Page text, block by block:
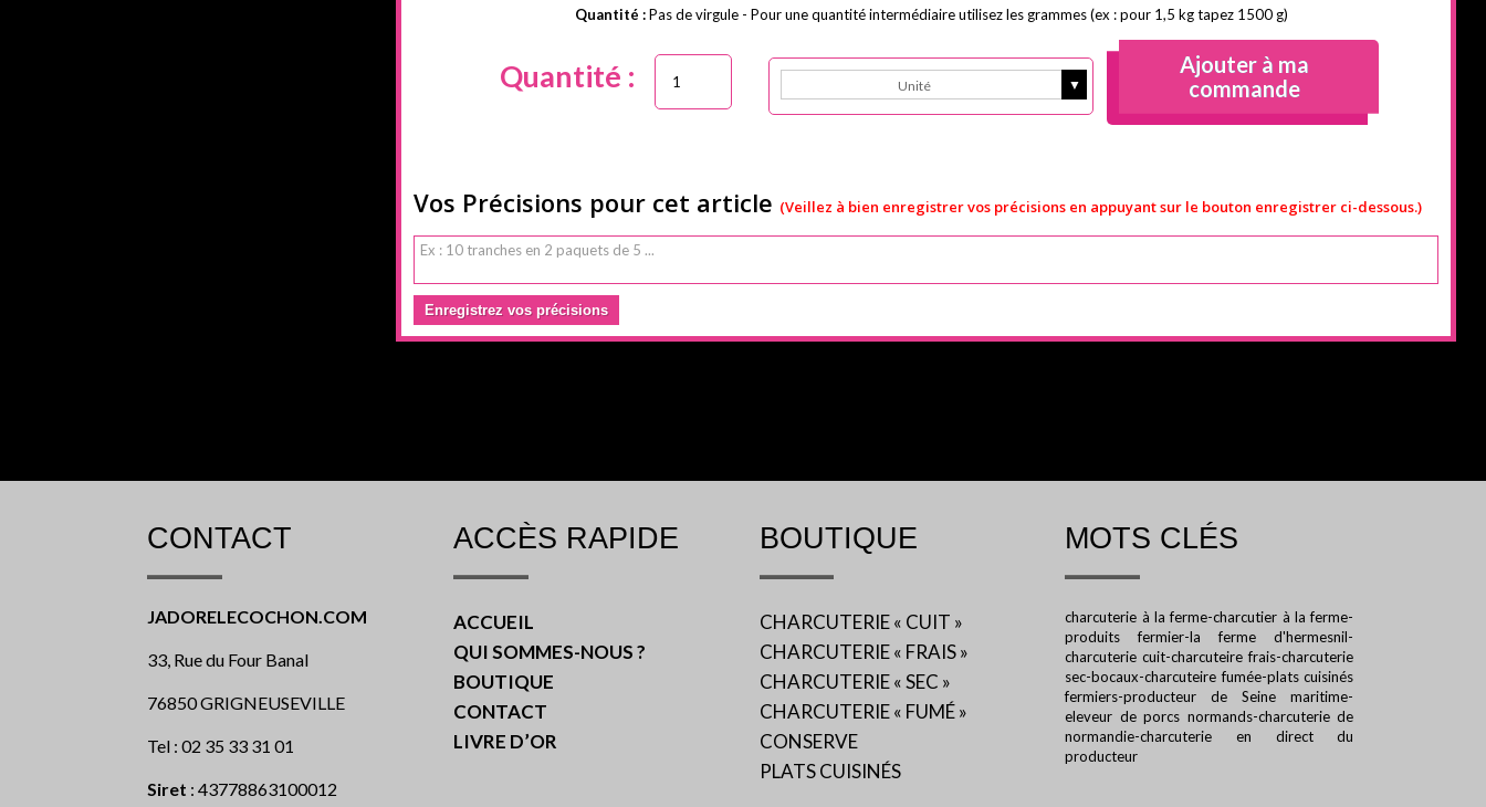
Quantité :Pas de virgule - Pour une quantité intermédiaire utilisez les grammes (ex : pour 1,5 kg tapez 1500 g)
Quantité : Unité
Ajouter à ma
commande
Vos Précisions pour cet article (Veillez à bien enregistrer vos précisions en appuyant sur le bouton enregistrer ci-dessous.)
Enregistrez vos précisions
CONTACT
JADORELECOCHON.COM
33, Rue du Four Banal
76850 GRIGNEUSEVILLE
Tel : 02 35 33 31 01
Siret : 43778863100012
ACCÈS RAPIDE
ACCUEIL
QUI SOMMES-NOUS ?
BOUTIQUE
CONTACT
LIVRE D’OR
BOUTIQUE
CHARCUTERIE « CUIT »
CHARCUTERIE « FRAIS »
CHARCUTERIE « SEC »
CHARCUTERIE « FUMÉ »
CONSERVE
PLATS CUISINÉS
MOTS CLÉS
charcuterie à la ferme-charcutier à la ferme-
produits fermier-la ferme d'hermesnil-
charcuterie cuit-charcuteire frais-charcuterie
sec-bocaux-charcuteire fumée-plats cuisinés
fermiers-producteur de Seine maritime-
eleveur de porcs normands-charcuterie de
normandie-charcuterie en direct du
producteur